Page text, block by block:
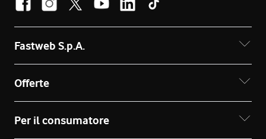
Fastweb S.p.A.
Offerte
Per il consumatore